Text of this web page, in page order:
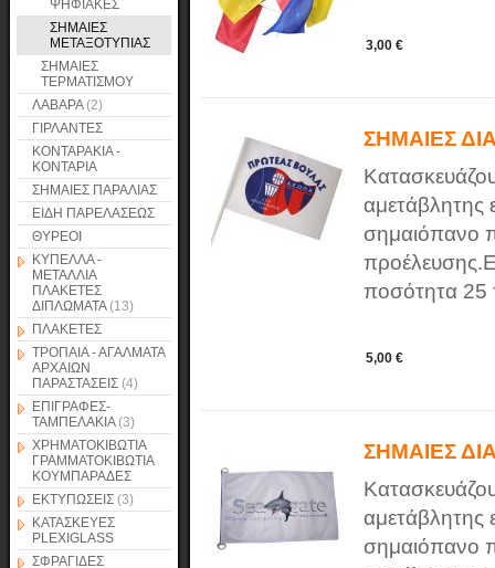
ΨΗΦΙΑΚΕΣ
ΣΗΜΑΙΕΣ
ΜΕΤΑΞΟΤΥΠΙΑΣ
ΣΗΜΑΙΕΣ
ΤΕΡΜΑΤΙΣΜΟΥ
ΛΑΒΑΡΑ(2)
ΓΙΡΛΑΝΤΕΣ
ΚΟΝΤΑΡΑΚΙΑ -
ΚΟΝΤΑΡΙΑ
ΣΗΜΑΙΕΣ ΠΑΡΑΛΙΑΣ
ΕΙΔΗ ΠΑΡΕΛΑΣΕΩΣ
ΘΥΡΕΟΙ
ΚΥΠΕΛΛΑ -
ΜΕΤΑΛΛΙΑ
ΠΛΑΚΕΤΕΣ
ΔΙΠΛΩΜΑΤΑ(13)
ΠΛΑΚΕΤΕΣ
ΤΡΟΠΑΙΑ - ΑΓΑΛΜΑΤΑ
ΑΡΧΑΙΩΝ
ΠΑΡΑΣΤΑΣΕΙΣ (4)
ΕΠΙΓΡΑΦΕΣ-
ΤΑΜΠΕΛΑΚΙΑ(3)
ΧΡΗΜΑΤΟΚΙΒΩΤΙΑ
ΓΡΑΜΜΑΤΟΚΙΒΩΤΙΑ
ΚΟΥΜΠΑΡΑΔΕΣ
ΕΚΤΥΠΩΣΕΙΣ (3)
ΚΑΤΑΣΚΕΥΕΣ
PLEXIGLASS
ΣΦΡΑΓΙΔΕΣ
3,00 €
ΣΗΜΑΙΕΣ
σημαιόπανο
ποσότητα 25
5,00 €
ΣΗΜΑΙΕΣ
σημαιόπανο